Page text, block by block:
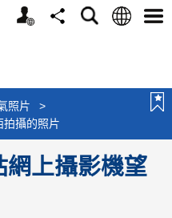
個
分
搜
語
選
照片
>
拍攝的照片
網上攝影機望